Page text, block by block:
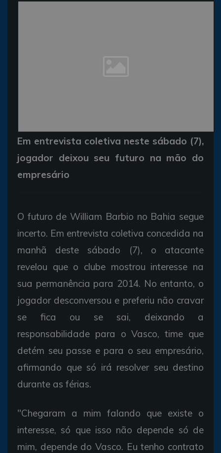
Em entrevista coletiva neste sábado (7),
jogador deixou seu futuro na mão do
empresário
O futuro de William Barbio no Bahia segue
incerto. Em entrevista coletiva concedida na
manhã deste sábado (7), o atacante
revelou que o clube mostrou interesse na
sua permanência para 2014. No entanto, o
jogador desconversou e preferiu não cravar
se fica ou se sai, deixando a
responsabilidade para o Vasco, time que
detém seu passe e para o seu empresário,
afirmando que só irá resolver seu destino
durante as férias.
"Chegaram a mim falando que existe o
interesse, só que isso não depende só de
mim, depende do Vasco. Eu tenho contrato